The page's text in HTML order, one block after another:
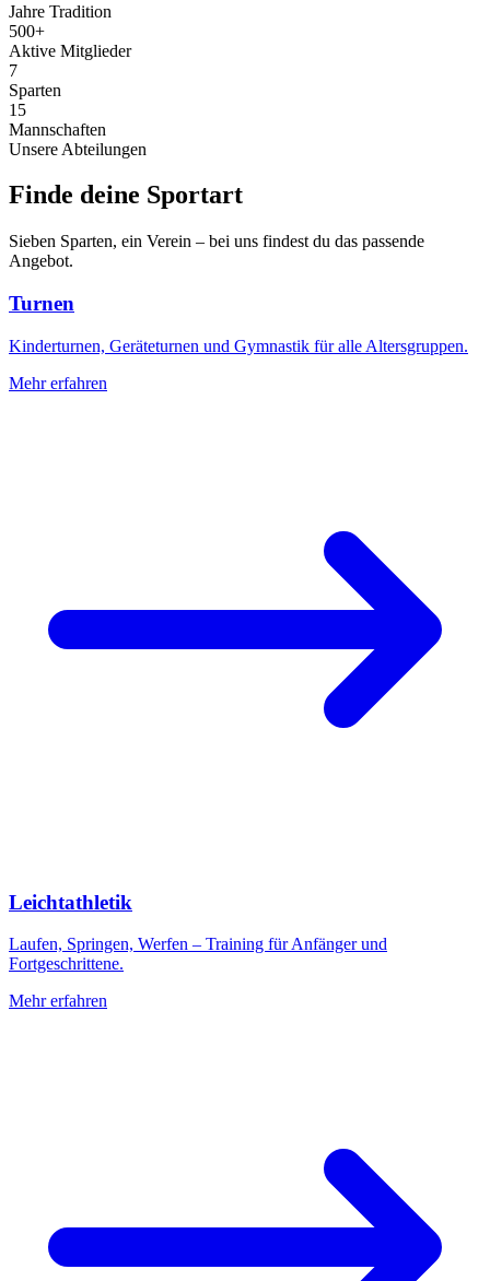
Jahre Tradition
500+
Aktive Mitglieder
7
Sparten
15
Mannschaften
Unsere Abteilungen
Finde deine Sportart
Sieben Sparten, ein Verein – bei uns findest du das passende
Angebot.
Turnen
Kinderturnen, Geräteturnen und Gymnastik für alle Altersgruppen.
Mehr erfahren
Leichtathletik
Laufen, Springen, Werfen – Training für Anfänger und
Fortgeschrittene.
Mehr erfahren